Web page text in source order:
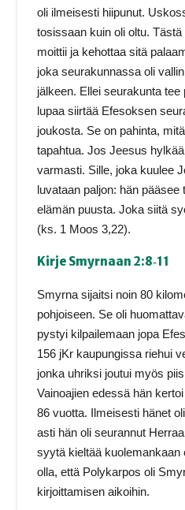
oli ilmeisesti hiipunut.
tosissaan kuin oli oltu.
moittii ja kehottaa sitä
joka seurakunnassa oli
jälkeen. Ellei seurakunta
lupaa siirtää Efesoksen
joukosta. Se on pahinta,
tapahtua. Jos Jeesus
varmasti. Sille, joka kuulee
luvataan paljon: hän
elämän puusta. Joka siitä
(ks. 1 Moos 3,22).
Kirje Smyrnaan 2:8‑11
Smyrna sijaitsi noin 80
pohjoiseen. Se oli
pystyi kilpailemaan jopa
156 jKr kaupungissa riehui
jonka uhriksi joutui myös
Vainoajien edessä hän
86 vuotta. Ilmeisesti hänet
asti hän oli seurannut
syytä kieltää kuolemankaan
olla, että Polykarpos oli
kirjoittamisen aikoihin.